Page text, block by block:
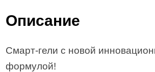
Описание
Смарт-гели с новой
формулой!